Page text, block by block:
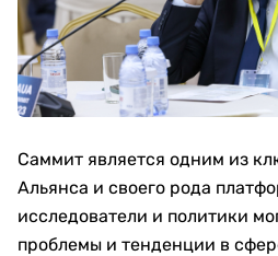
Саммит является одним из
Альянса и своего рода
исследователи и политики
проблемы и тенденции в